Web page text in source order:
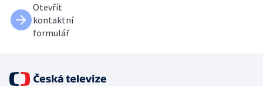
Otevřít
kontaktní
formulář